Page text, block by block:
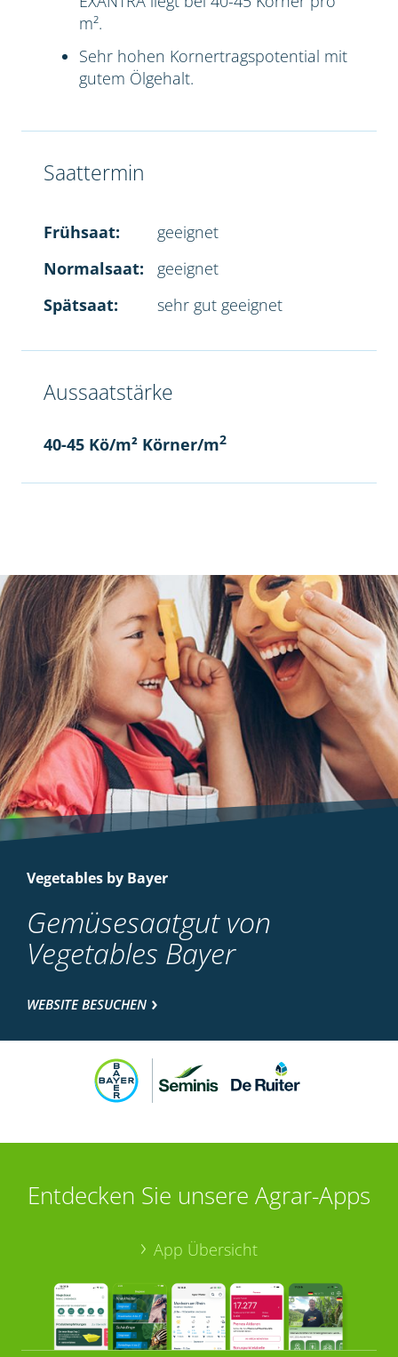
m².
Sehr hohen Kornertragspotential mit
gutem Ölgehalt.
Saattermin
Frühsaat:
geeignet
Normalsaat:
geeignet
Spätsaat:
sehr gut geeignet
Aussaatstärke
40-45 Kö/m² Körner/m2
Vegetables by Bayer
Gemüsesaatgut von
Vegetables Bayer
WEBSITE BESUCHEN
Entdecken Sie unsere Agrar-Apps
App Übersicht